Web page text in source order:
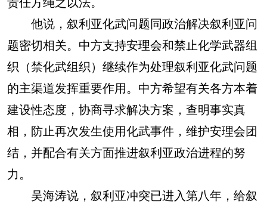
他说，叙利亚化武问题同政治解决叙利亚问
题密切相关。中方支持安理会和禁止化学武器组
织（禁化武组织）继续作为处理叙利亚化武问题
的主渠道发挥重要作用。中方希望有关各方本着
建设性态度，协商寻求解决方案，查明事实真
相，防止再次发生使用化武事件，维护安理会团
结，并配合有关方面推进叙利亚政治进程的努
力。
吴海涛说，叙利亚冲突已进入第八年，给叙